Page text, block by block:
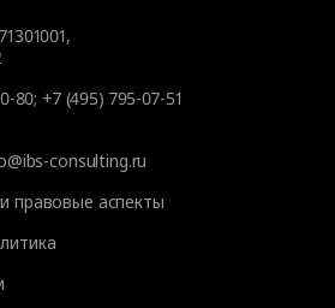
80; +7 (495) 795-07-51
consulting.ru
правовые аспекты